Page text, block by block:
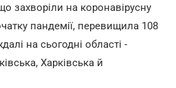
захворіли на коронавірусну
пандемії, перевищила 108
на сьогодні області -
Харківська й